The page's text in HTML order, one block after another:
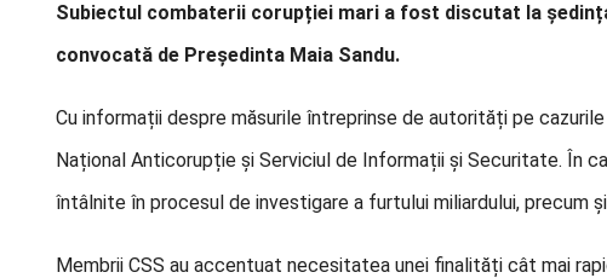
Subiectul combaterii corupției mari a fost discutat la
convocată de Președinta Maia Sandu.
Cu informații despre măsurile întreprinse de autorități pe
Național Anticorupție și Serviciul de Informații și Securitate. În
întâlnite în procesul de investigare a furtului miliardului, precum
Membrii CSS au accentuat necesitatea unei finalități cât mai